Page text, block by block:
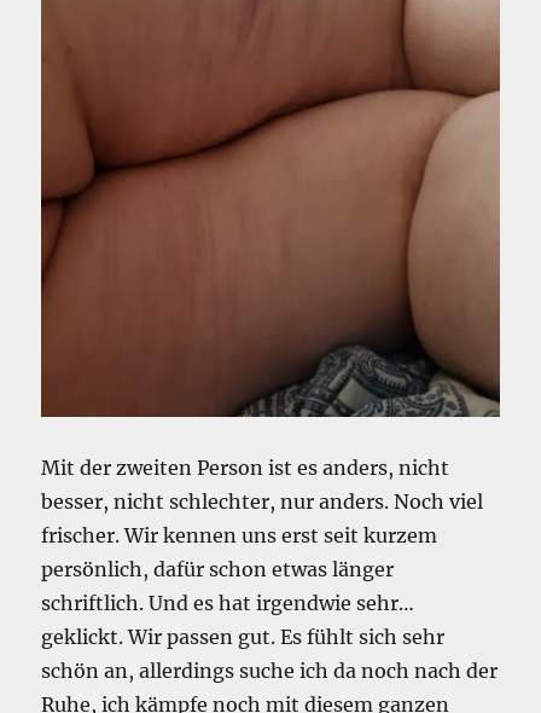
Mit der zweiten Person ist es anders, nicht
besser, nicht schlechter, nur anders. Noch viel
frischer. Wir kennen uns erst seit kurzem
persönlich, dafür schon etwas länger
schriftlich. Und es hat irgendwie sehr…
geklickt. Wir passen gut. Es fühlt sich sehr
schön an, allerdings suche ich da noch nach der
Ruhe, ich kämpfe noch mit diesem ganzen